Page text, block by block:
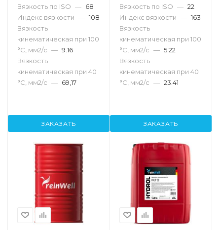
Вязкость по ISO — 68
Индекс вязкости — 108
Вязкость
кинематическая при 100
°С, мм2/с — 9.16
Вязкость
кинематическая при 40
°С, мм2/с — 69,17
ЗАКАЗАТЬ
Вязкость по ISO — 22
Индекс вязкости — 163
Вязкость
кинематическая при 100
°С, мм2/с — 5.22
Вязкость
кинематическая при 40
°С, мм2/с — 23.41
ЗАКАЗАТЬ